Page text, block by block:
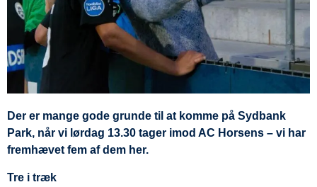
Der er mange gode grunde til at komme på Sydbank
Park, når vi lørdag 13.30 tager imod AC Horsens – vi har
fremhævet fem af dem her.
Tre i træk